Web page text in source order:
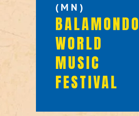
(MN)
BALAMONDO
WORLD
MUSIC
FESTIVAL